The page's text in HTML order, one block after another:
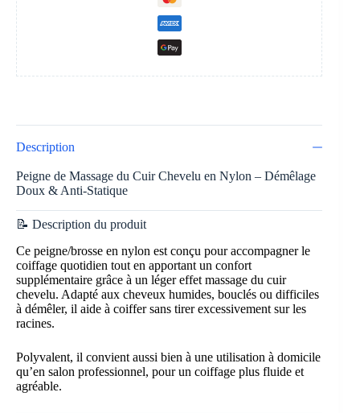
Description
Peigne de Massage du Cuir Chevelu en Nylon – Démêlage
Doux & Anti-Statique
📝 Description du produit
Ce peigne/brosse en nylon est conçu pour accompagner le
coiffage quotidien tout en apportant un confort
supplémentaire grâce à un léger effet massage du cuir
chevelu. Adapté aux cheveux humides, bouclés ou difficiles
à démêler, il aide à coiffer sans tirer excessivement sur les
racines.
Polyvalent, il convient aussi bien à une utilisation à domicile
qu’en salon professionnel, pour un coiffage plus fluide et
agréable.